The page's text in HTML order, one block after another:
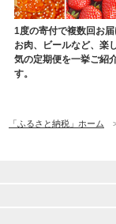
1度の寄付で複数回お
お肉、ビールなど、楽
気の定期便を一挙ご紹
す。
「ふるさと納税」ホーム